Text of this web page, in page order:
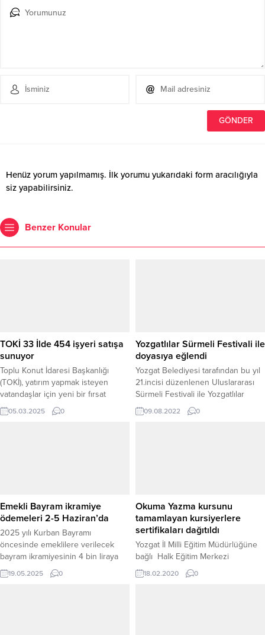
Henüz yorum yapılmamış. İlk yorumu yukarıdaki form aracılığıyla
siz yapabilirsiniz.
Benzer Konular
TOKİ 33 İlde 454 işyeri satışa
sunuyor
Toplu Konut İdaresi Başkanlığı
(TOKİ), yatırım yapmak isteyen
vatandaşlar için yeni bir fırsat
sundu. 33 ilde toplam 454 işyeri,
18-19 Mart 2025 tarihlerinde
05.03.2025 0
Yozgatlılar Sürmeli Festivali ile
doyasıya eğlendi
Yozgat Belediyesi tarafından bu yıl
21.incisi düzenlenen Uluslararası
Sürmeli Festivali ile Yozgatlılar
doyasıya eğlendi.
09.08.2022 0
Emekli Bayram ikramiye
ödemeleri 2-5 Haziran’da
2025 yılı Kurban Bayramı
öncesinde emeklilere verilecek
bayram ikramiyesinin 4 bin liraya
yükseltilmesi büyük sevinç yarattı.
İkramiyelerin 2-5 Haziran tarihleri
19.05.2025 0
Okuma Yazma kursunu
tamamlayan kursiyerlere
sertifikaları dağıtıldı
Yozgat İl Milli Eğitim Müdürlüğüne
bağlı Halk Eğitim Merkezi
Müdürlüğü tarafından göçmenlere
yönelik açılan Türkçe Okuma-
18.02.2020 0